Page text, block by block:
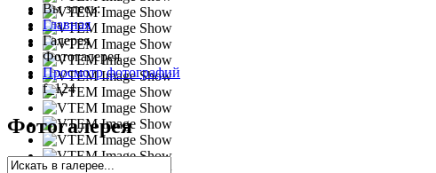
Вы здесь:
Главная
Галерея
Фотогалерея
Просмотр фотографий
f_124
Фотогалерея